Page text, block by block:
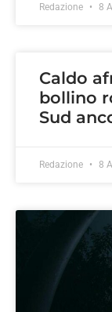
Redazione 8
Caldo
bollino
Sud
Redazione 8